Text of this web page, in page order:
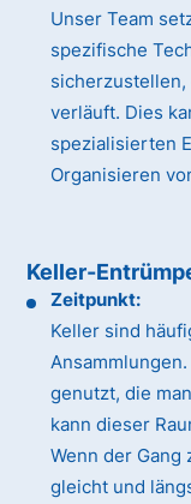
Unser Team
spezifische
verläuft. Dies
spezialisierten
Organisieren
Keller-
Zeitpunkt:
Keller sind
genutzt, die
kann dieser
Wenn der
gleicht und